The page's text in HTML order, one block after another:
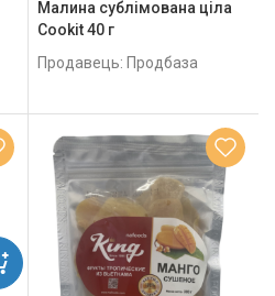
Малина сублімована ціла
Cookit 40 г
Продавець: Продбаза